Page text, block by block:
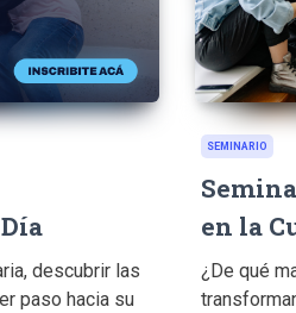
descubrir las
paso hacia su
SEMINARIO
en la
¿De qué